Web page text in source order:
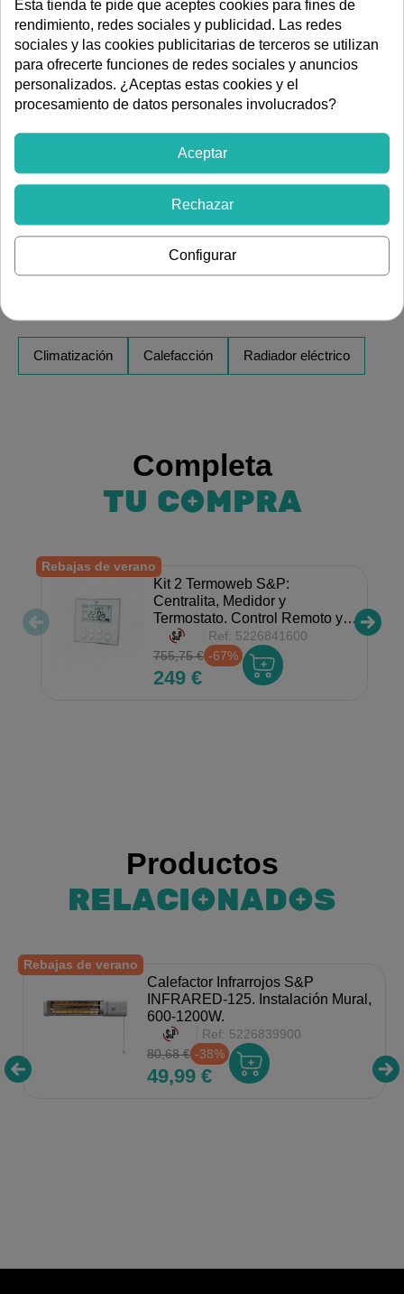
Control Inteligente y Accesorios:
Conectividad Termoweb:Dispositivo integrado que
permite la gestión remota total (programación, modos,
encendido/apagado) a través de la web o app,
requiriendo el **KIT 1 TERMOWEB** (accesorio).
Complemento avanzado que
incluye **centralita, medidor de consumo y termostato
adicional** para optimizar aún más el sistema.
El emisor incluye protector térmico de bulbo,
configuración temporizada, bloqueo de teclado y modo
ausencia prolongada, garantizando seguridad y eficiencia.
Climatización Calefacción Radiador eléctrico
Completa
TU COMPRA
Rebajas de verano
Kit 2 Termoweb S&P:
Centralita, Medidor y
Termostato. Control Remoto y
Ahorro.
Ref: 5226841600
755,75 € -67%
249 €
Productos
RELACIONADOS
Rebajas de verano
Calefactor Infrarrojos S&P
INFRARED-125. Instalación Mural,
600-1200W.
Ref: 5226839900
80,68 € -38%
49,99 €
Esta tienda te pide que aceptes cookies para fines de
rendimiento, redes sociales y publicidad. Las redes
sociales y las cookies publicitarias de terceros se utilizan
para ofrecerte funciones de redes sociales y anuncios
personalizados. ¿Aceptas estas cookies y el
procesamiento de datos personales involucrados?
Aceptar
Rechazar
Configurar